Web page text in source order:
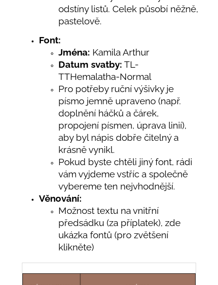
odstíny listů. Celek působí něžně,
pastelově.
Font:
Jména: Kamila Arthur
Datum svatby: TL-
TTHemalatha-Normal
Pro potřeby ruční výšivky je
písmo jemně upraveno (např.
doplnění háčků a čárek,
propojení písmen, úprava linií),
aby byl nápis dobře čitelný a
krásně vynikl.
Pokud byste chtěli jiný font, rádi
vám vyjdeme vstříc a společně
vybereme ten nejvhodnější.
Věnování:
Možnost textu na vnitřní
předsádku (za příplatek), zde
ukázka fontů (pro zvětšení
klikněte)